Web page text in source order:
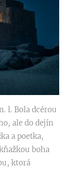
l. Bola dcérou
ale do dejín
a poetka,
boha
ktorá